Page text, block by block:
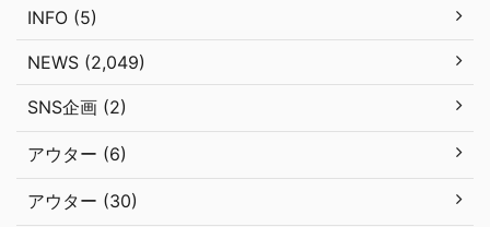
INFO (5)
NEWS (2,049)
SNS企画 (2)
アウター (6)
アウター (30)